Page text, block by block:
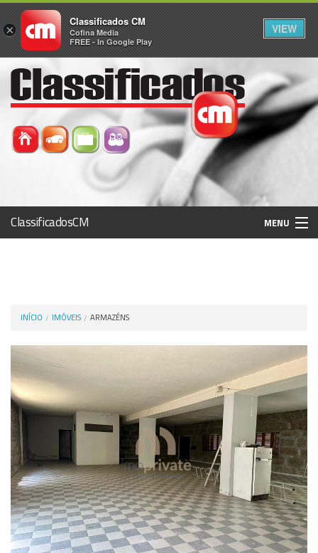
ClassificadosCM MENU
INÍCIO IMÓVEIS ARMAZÉNS
×
Classificados CM
Cofina Media
FREE - In Google Play
VIEW